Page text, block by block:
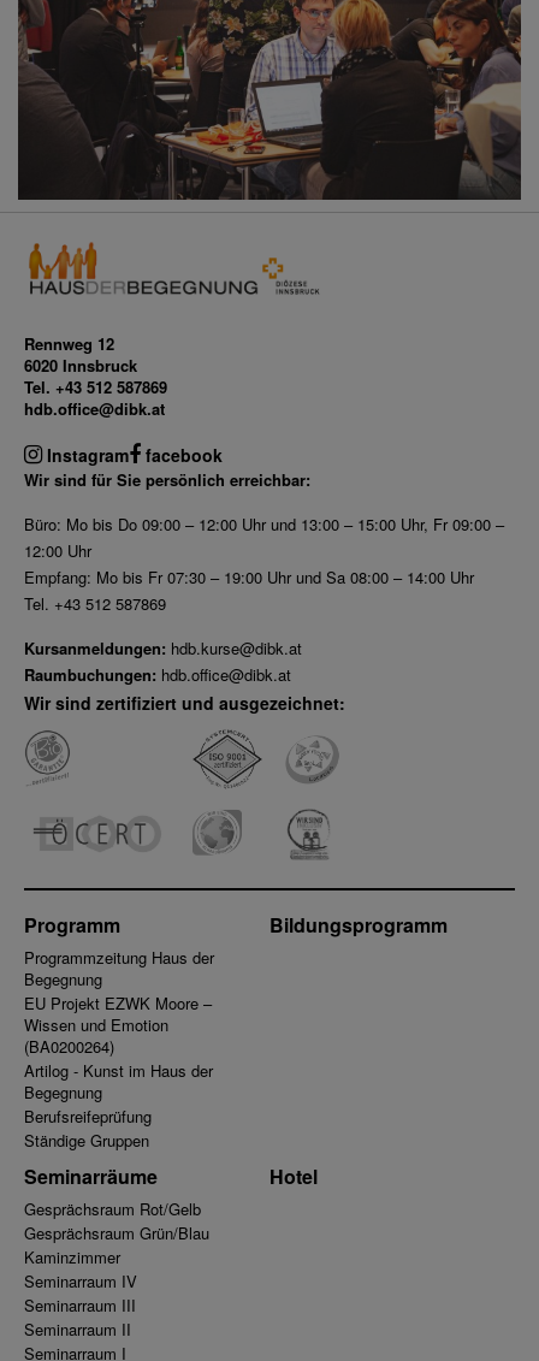
Rennweg 12
6020 Innsbruck
Tel. +43 512 587869
hdb.office@dibk.at
Instagram facebook
Wir sind für Sie persönlich erreichbar:
Büro: Mo bis Do 09:00 – 12:00 Uhr und 13:00 – 15:00 Uhr, Fr 09:00 –
12:00 Uhr
Empfang: Mo bis Fr 07:30 – 19:00 Uhr und Sa 08:00 – 14:00 Uhr
Tel. +43 512 587869
Kursanmeldungen: hdb.kurse@dibk.at
Raumbuchungen: hdb.office@dibk.at
Wir sind zertifiziert und ausgezeichnet:
Programm
Programmzeitung Haus der
Begegnung
EU Projekt EZWK Moore –
Wissen und Emotion
(BA0200264)
Artilog - Kunst im Haus der
Begegnung
Berufsreifeprüfung
Ständige Gruppen
Bildungsprogramm
Seminarräume
Gesprächsraum Rot/Gelb
Gesprächsraum Grün/Blau
Kaminzimmer
Seminarraum IV
Seminarraum III
Seminarraum II
Seminarraum I
Hotel